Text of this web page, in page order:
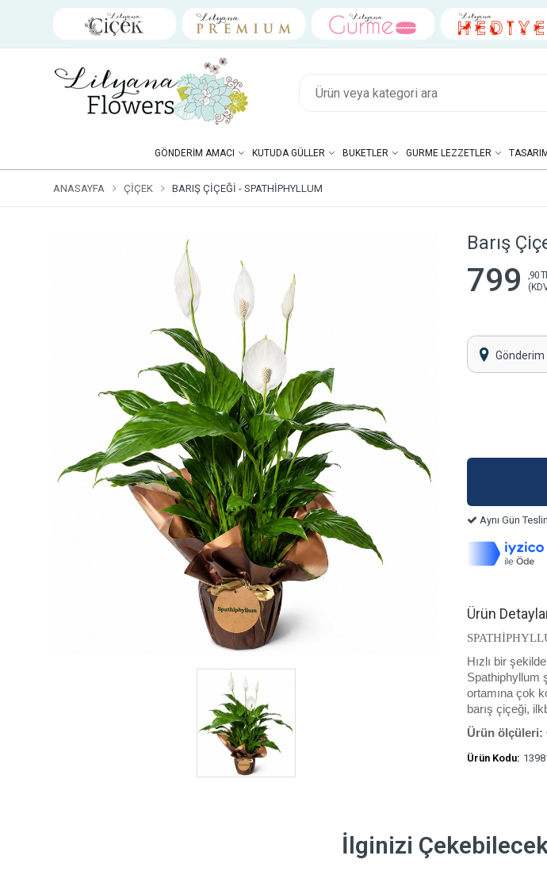
GÖNDERIM AMACI KUTUDA GÜLLER BUKETLER GURME LEZZETLER
ANASAYFA ÇIÇEK BARIŞ ÇIÇEĞI - SPATHIPHYLLUM
Barış
799
,90 TL
Gönderim
Aynı Gün
Ürün
Hızlı bir
Spathiphyllum
ortamına çok
barış çiçeği,
Ürün ölçüleri:
Ürün Kodu:
İlginizi